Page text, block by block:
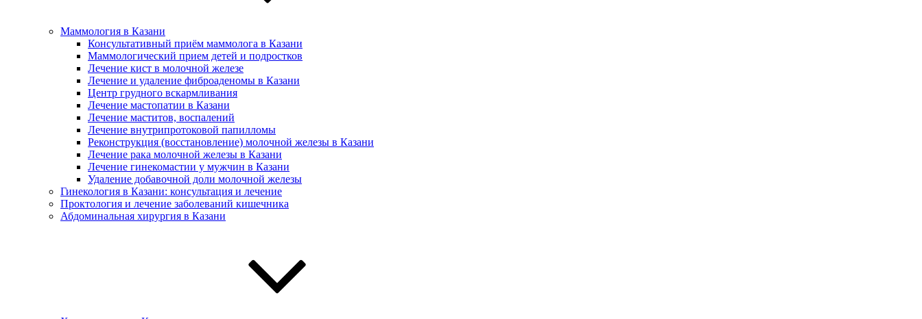
Маммология в Казани
Консультативный приём маммолога в Казани
Маммологический прием детей и подростков
Лечение кист в молочной железе
Лечение и удаление фиброаденомы в Казани
Центр грудного вскармливания
Лечение мастопатии в Казани
Лечение маститов, воспалений
Лечение внутрипротоковой папилломы
Реконструкция (восстановление) молочной железы в Казани
Лечение рака молочной железы в Казани
Лечение гинекомастии у мужчин в Казани
Удаление добавочной доли молочной железы
Гинекология в Казани: консультация и лечение
Проктология и лечение заболеваний кишечника
Абдоминальная хирургия в Казани